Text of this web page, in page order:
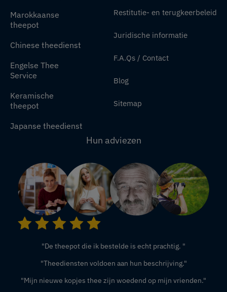
Marokkaanse
theepot
Chinese theedienst
Engelse Thee
Service
Keramische
theepot
Japanse theedienst
Restitutie- en terugkeerbeleid
Juridische informatie
F.A.Qs / Contact
Blog
Sitemap
Hun adviezen
"De theepot die ik bestelde is echt prachtig. "
"Theediensten voldoen aan hun beschrijving."
"Mijn nieuwe kopjes thee zijn woedend op mijn vrienden."